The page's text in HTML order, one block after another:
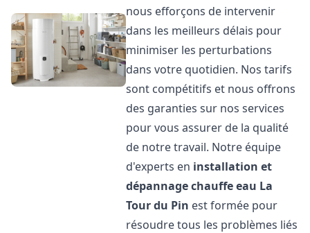
nous efforçons de intervenir
dans les meilleurs délais pour
minimiser les perturbations
dans votre quotidien. Nos tarifs
sont compétitifs et nous offrons
des garanties sur nos services
pour vous assurer de la qualité
de notre travail. Notre équipe
d'experts en installation et
dépannage chauffe eau La
Tour du Pin est formée pour
résoudre tous les problèmes liés